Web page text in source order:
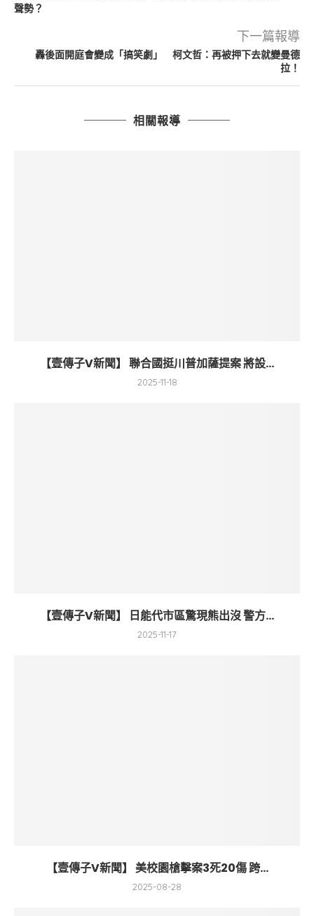
聲勢？
下一篇報導
轟後面開庭會變成「搞笑劇」 柯文哲：再被押下去就變曼德
拉！
相關報導
【壹傳子V新聞】 聯合國挺川普加薩提案 將設...
2025-11-18
【壹傳子V新聞】 日能代市區驚現熊出沒 警方...
2025-11-17
【壹傳子V新聞】 美校園槍擊案3死20傷 跨...
2025-08-28